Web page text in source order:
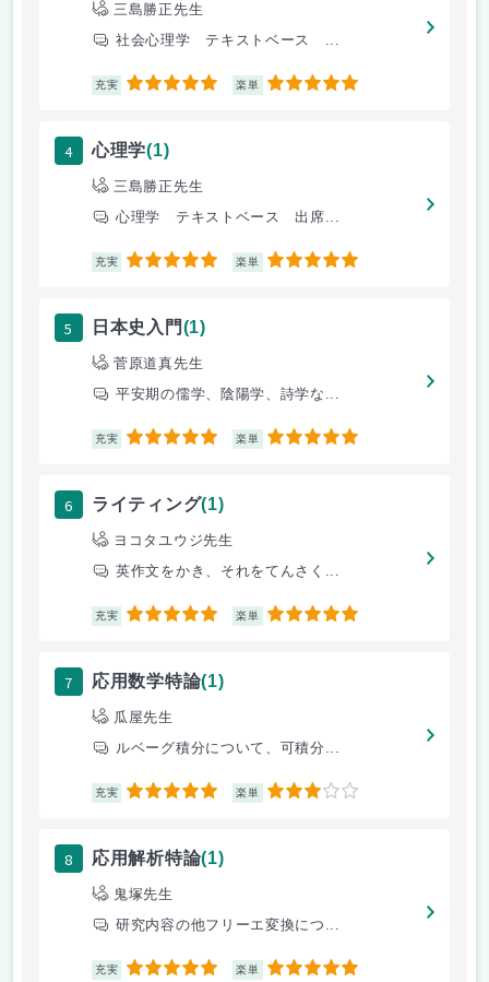
三島勝正先生
社会心理学 テキストベース ...
充実 5 楽単 5
4 心理学(1)
三島勝正先生
心理学 テキストベース 出席...
充実 5 楽単 5
5 日本史入門(1)
菅原道真先生
平安期の儒学、陰陽学、詩学な...
充実 5 楽単 5
6 ライティング(1)
ヨコタユウジ先生
英作文をかき、それをてんさく...
充実 5 楽単 5
7 応用数学特論(1)
瓜屋先生
ルベーグ積分について、可積分...
充実 5 楽単 3
8 応用解析特論(1)
鬼塚先生
研究内容の他フリーエ変換につ...
充実 5 楽単 5